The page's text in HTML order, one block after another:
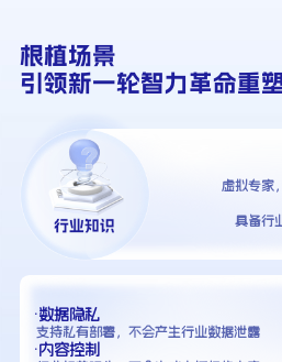
根植场景
引领新一轮智力革命重
虚拟专家
具备行
·数据隐私
支持私有部署，不会产生行业数据泄露
·内容控制